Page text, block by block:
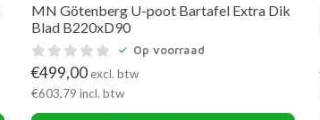
MN Götenberg U-poot Bartafel Extra Dik
Blad B220xD90
Op voorraad
€499,00excl. btw
€603,79 incl. btw